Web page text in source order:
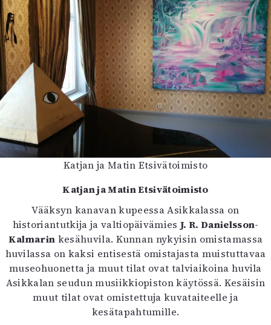
Kaltio ry
Katjan ja Matin Etsivätoimisto
Katjan ja Matin Etsivätoimisto
Vääksyn kanavan kupeessa Asikkalassa on
historiantutkija ja valtiopäivämiesJ. R. Danielsson-
Kalmarin kesähuvila. Kunnan nykyisin omistamassa
huvilassa on kaksi entisestä omistajasta muistuttavaa
museohuonetta ja muut tilat ovat talviaikoina huvila
Asikkalan seudun musiikkiopiston käytössä. Kesäisin
muut tilat ovat omistettuja kuvataiteelle ja
kesätapahtumille.